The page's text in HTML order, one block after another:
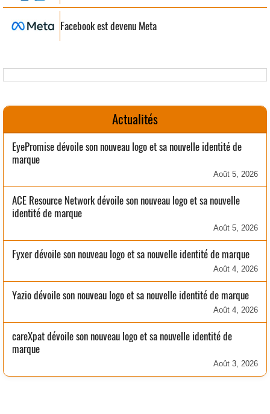
Facebook est devenu Meta
Actualités
EyePromise dévoile son nouveau logo et sa nouvelle identité de
marque
Août 5, 2026
ACE Resource Network dévoile son nouveau logo et sa nouvelle
identité de marque
Août 5, 2026
Fyxer dévoile son nouveau logo et sa nouvelle identité de marque
Août 4, 2026
Yazio dévoile son nouveau logo et sa nouvelle identité de marque
Août 4, 2026
careXpat dévoile son nouveau logo et sa nouvelle identité de
marque
Août 3, 2026